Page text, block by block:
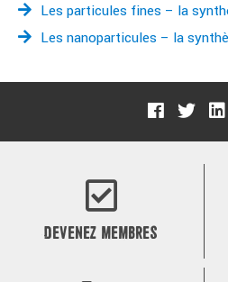
Les particules fines – la
Les nanoparticules – la
DEVENEZ MEMBRES